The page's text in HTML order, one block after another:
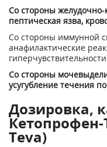
Со стороны
пептическая язва,
Со стороны иммунной
анафилактические
Со стороны
усугубление течения
Дозировка,
Teva)